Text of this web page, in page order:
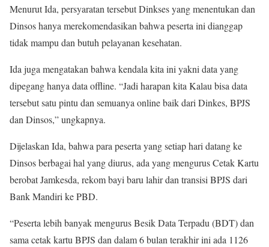
Menurut Ida, persyaratan tersebut Dinkses yang menentukan dan
Dinsos hanya merekomendasikan bahwa peserta ini dianggap
tidak mampu dan butuh pelayanan kesehatan.
Ida juga mengatakan bahwa kendala kita ini yakni data yang
dipegang hanya data offline. “Jadi harapan kita Kalau bisa data
tersebut satu pintu dan semuanya online baik dari Dinkes, BPJS
dan Dinsos,” ungkapnya.
Dijelaskan Ida, bahwa para peserta yang setiap hari datang ke
Dinsos berbagai hal yang diurus, ada yang mengurus Cetak Kartu
berobat Jamkesda, rekom bayi baru lahir dan transisi BPJS dari
Bank Mandiri ke PBD.
“Peserta lebih banyak mengurus Besik Data Terpadu (BDT) dan
sama cetak kartu BPJS dan dalam 6 bulan terakhir ini ada 1126